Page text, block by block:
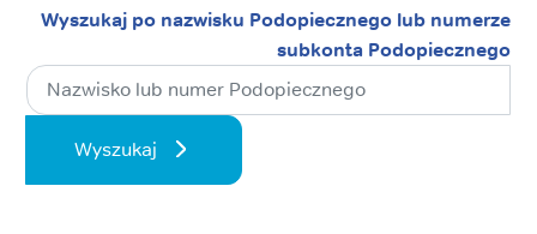
Wyszukaj po nazwisku Podopiecznego lub numerze
subkonta Podopiecznego
Wyszukaj